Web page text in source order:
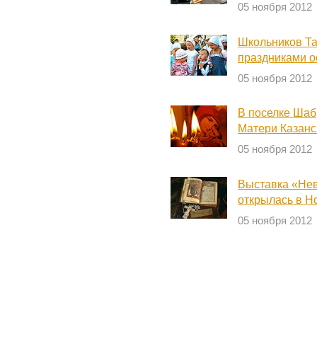
05 ноября 2012
Школьников
праздниками
05 ноября 2012
В поселке
Матери
05 ноября 2012
Выставка
открылась в
05 ноября 2012